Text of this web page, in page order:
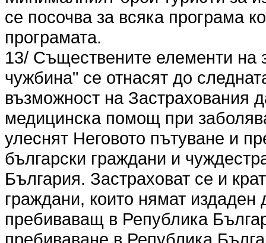
се посочва за всяка програма
програмата.
13/ Съществените елементи на
чужбина" се отнасят до
възможност на Застрахования
медицинска помощ при
улеснят Неговото пътуване и
български граждани и
България. Застраховат се и
граждани, които нямат
пребиваващ в Република